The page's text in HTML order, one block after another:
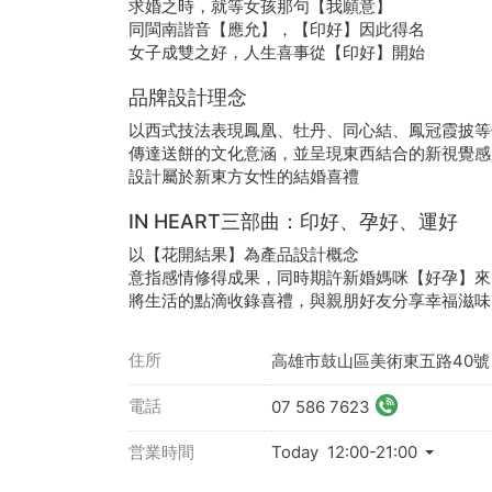
求婚之時，就等女孩那句【我願意】
同閩南諧音【應允】，【印好】因此得名
女子成雙之好，人生喜事從【印好】開始
品牌設計理念
以西式技法表現鳳凰、牡丹、同心結、鳳冠霞披
傳達送餅的文化意涵，並呈現東西結合的新視覺感
設計屬於新東方女性的結婚喜禮
IN HEART三部曲：印好、孕好、運好
以【花開結果】為產品設計概念
意指感情修得成果，同時期許新婚媽咪【好孕】來
將生活的點滴收錄喜禮，與親朋好友分享幸福滋味
住所 高雄市鼓山區美術東五路40號
電話 07 586 7623
営業時間 Today 12:00-21:00